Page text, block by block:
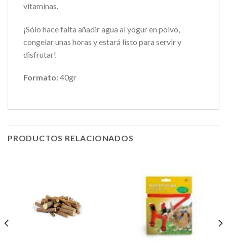
vitaminas.
¡Sólo hace falta añadir agua al yogur en polvo,
congelar unas horas y estará listo para servir y
disfrutar!
Formato:40gr
PRODUCTOS RELACIONADOS